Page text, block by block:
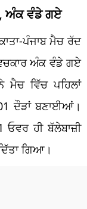
ਅੰਕ ਵੰਡੇ ਗਏ
ਪੰਜਾਬ ਮੈਚ ਰੱਦ
ਅੰਕ ਵੰਡੇ ਗਏ
ਵਿੱਚ ਪਹਿਲਾਂ
ਦੌੜਾਂ ਬਣਾਈਆਂ।
ਹੀ ਬੱਲੇਬਾਜ਼ੀ
ਗਿਆ।